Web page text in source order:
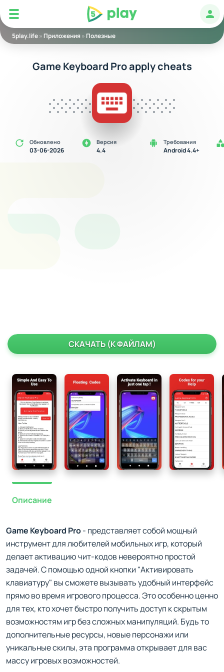
5play
5play.life» Приложения» Полезные
Game Keyboard Pro apply cheats
Обновлено
03-06-2026
Версия
4.4
Требования
Android 4.4+
СКАЧАТЬ (К ФАЙЛАМ)
Описание
Game Keyboard Pro- представляет собой мощный
инструмент для любителей мобильных игр, который
делает активацию чит-кодов невероятно простой
задачей. С помощью одной кнопки "Активировать
клавиатуру" вы сможете вызывать удобный интерфейс
прямо во время игрового процесса. Это особенно ценно
для тех, кто хочет быстро получить доступ к скрытым
возможностям игр без сложных манипуляций. Будь то
дополнительные ресурсы, новые персонажи или
уникальные скилы, эта программа открывает для вас
массу игровых возможностей.